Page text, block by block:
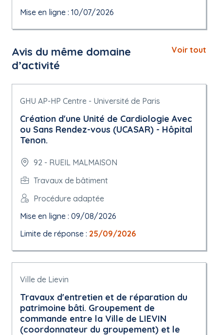
Mise en ligne : 10/07/2026
Avis du même domaine
d’activité
Voir tout
GHU AP-HP Centre - Université de Paris
Création d'une Unité de Cardiologie Avec
ou Sans Rendez-vous (UCASAR) - Hôpital
Tenon.
92 - RUEIL MALMAISON
Travaux de bâtiment
Procédure adaptée
Mise en ligne : 09/08/2026
Limite de réponse : 25/09/2026
Ville de Lievin
Travaux d'entretien et de réparation du
patrimoine bâti. Groupement de
commande entre la Ville de LIEVIN
(coordonnateur du groupement) et le